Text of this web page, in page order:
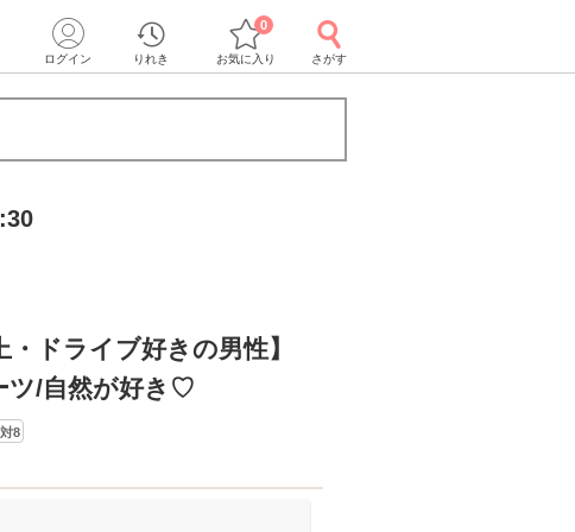
ログイン りれき お気に入り
0
さがす
・ドライブ好きの男性】
ツ/自然が好き♡
8